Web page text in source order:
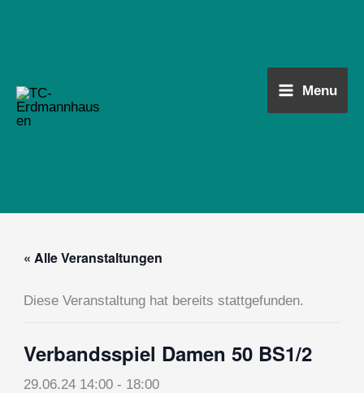
Menu
« Alle Veranstaltungen
Diese Veranstaltung hat bereits stattgefunden.
Verbandsspiel Damen 50 BS1/2
29.06.24 14:00 - 18:00